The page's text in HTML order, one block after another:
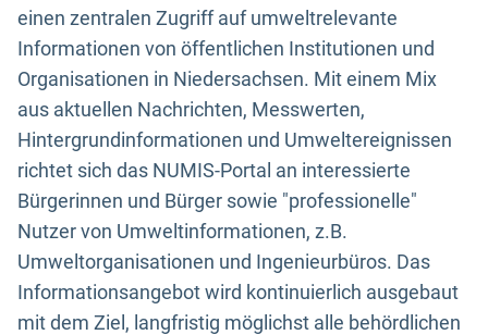
einen zentralen Zugriff auf umweltrelevante
Informationen von öffentlichen Institutionen und
Organisationen in Niedersachsen. Mit einem Mix
aus aktuellen Nachrichten, Messwerten,
Hintergrundinformationen und Umweltereignissen
richtet sich das NUMIS-Portal an interessierte
Bürgerinnen und Bürger sowie "professionelle"
Nutzer von Umweltinformationen, z.B.
Umweltorganisationen und Ingenieurbüros. Das
Informationsangebot wird kontinuierlich ausgebaut
mit dem Ziel, langfristig möglichst alle behördlichen